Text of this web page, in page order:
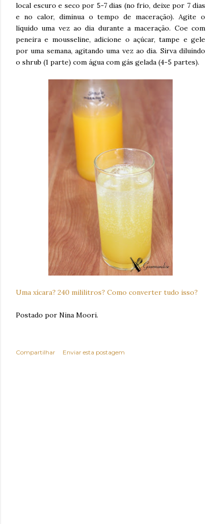
local escuro e seco por 5-7 dias (no frio, deixe por 7 dias
e no calor, diminua o tempo de maceração). Agite o
líquido uma vez ao dia durante a maceração. Coe com
peneira e mousseline, adicione o açúcar, tampe e gele
por uma semana, agitando uma vez ao dia. Sirva diluindo
o shrub (1 parte) com água com gás gelada (4-5 partes).
Uma xícara? 240 mililitros? Como converter tudo isso?
Postado por Nina Moori.
Compartilhar Enviar esta postagem